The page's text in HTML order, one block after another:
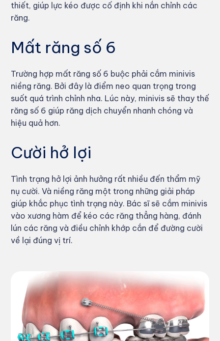
thiết, giúp lực kéo được cố định khi nắn chỉnh các
răng.
Mất răng số 6
Trường hợp mất răng số 6 buộc phải cắm minivis
niềng răng. Bởi đây là điểm neo quan trọng trong
suốt quá trình chỉnh nha. Lúc này, minivis sẽ thay thế
răng số 6 giúp răng dịch chuyển nhanh chóng và
hiệu quả hơn.
Cười hở lợi
Tình trạng hở lợi ảnh hưởng rất nhiều đến thẩm mỹ
nụ cười. Và niềng răng một trong những giải pháp
giúp khắc phục tình trạng này. Bác sĩ sẽ cắm minivis
vào xương hàm để kéo các răng thẳng hàng, đánh
lún các răng và điều chỉnh khớp cắn để đường cười
về lại đúng vị trí.